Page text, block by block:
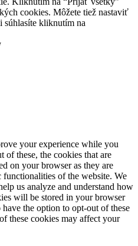
cookies. Môžete tiež nastaviť
súhlasíte kliknutím na
your experience while you
of these, the cookies that are
on your browser as they are
of the website. We
us analyze and understand how
will be stored in your browser
the option to opt-out of these
these cookies may affect your